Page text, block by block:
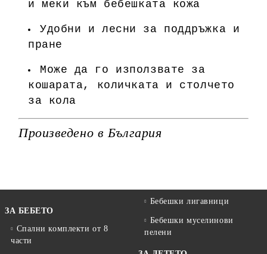
и меки към бебешката кожа
Удобни и лесни за поддръжка и
пране
Може да го използвате за
кошарата, количката и столчето
за кола
Произведено в България
ЗА БЕБЕТО
Спални комплекти от 8
части
Бебешки лигавници
Бебешки муселинови
пелени